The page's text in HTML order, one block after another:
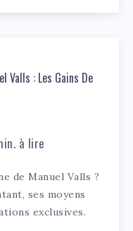
Valls : Les Gains De
à lire
de Manuel Valls ?
ses moyens
exclusives.